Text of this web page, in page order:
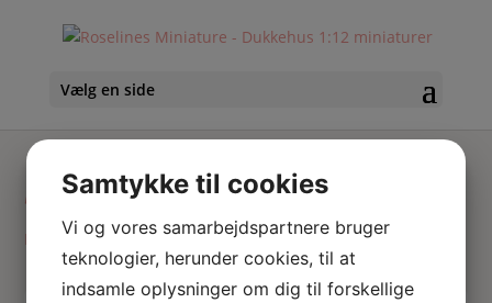
Vælg en side
sparegris
Hjem / Varer tagged “sparegris”
Samtykke til cookies
Vi og vores samarbejdspartnere bruger
teknologier, herunder cookies, til at
indsamle oplysninger om dig til forskellige